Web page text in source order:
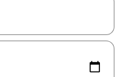
les flèches vers le